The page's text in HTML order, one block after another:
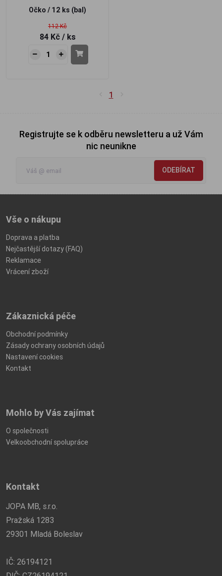
Očko / 12 ks (bal)
112 Kč
84 Kč / ks
1
Registrujte se k odběru newsletteru a už Vám
nic neunikne
ODEBÍRAT
Vše o nákupu
Doprava a platba
Nejčastější dotazy (FAQ)
Reklamace
Vrácení zboží
Zákaznická péče
Obchodní podmínky
Zásady ochrany osobních údajů
Nastavení cookies
Kontakt
Mohlo by Vás zajímat
O společnosti
Velkoobchodní spolupráce
Kontakt
JOPA MB, s.r.o.
Pražská 1283
29301 Mladá Boleslav
IČ: 26194121